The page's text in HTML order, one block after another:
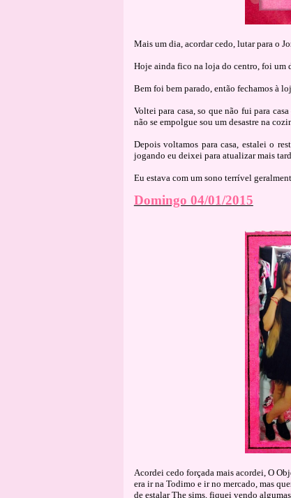
Mais um dia, acordar cedo, lutar para o
Hoje ainda fico na loja do centro, foi um
Bem foi bem parado, então fechamos à
Voltei para casa, so que não fui para
não se empolgue sou um desastre na
Depois voltamos para casa, estalei o
jogando eu deixei para atualizar mais
Eu estava com um sono terrível
Domingo 04/01/2015
Acordei cedo forçada mais acordei, O
era ir na Todimo e ir no mercado, mas
de estalar The sims, fiquei vendo